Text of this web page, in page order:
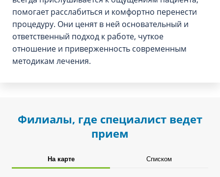
помогает расслабиться и комфортно перенести
процедуру. Они ценят в ней основательный и
ответственный подход к работе, чуткое
отношение и приверженность современным
методикам лечения.
Филиалы, где специалист ведет
прием
На карте Списком